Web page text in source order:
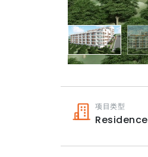
项目类型
Residence